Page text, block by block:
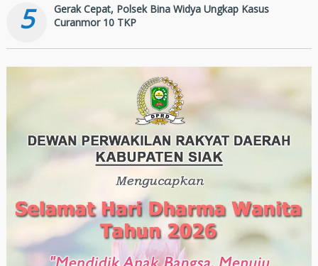
5
Gerak Cepat, Polsek Bina Widya Ungkap Kasus
Curanmor 10 TKP